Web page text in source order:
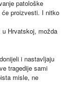
patološke
će proizvesti. I nitko
Hrvatskoj, možda
i nastavljaju
tragedije sami
misle, ne